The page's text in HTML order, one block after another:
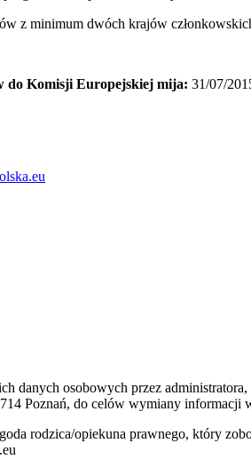
z minimum dwóch krajów
do Komisji Europejskiej mija: 31/07/
danych osobowych przez
Poznań, do celów wymiany informacji
rodzica/opiekuna prawnego, który